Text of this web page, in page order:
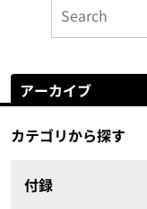
アーカイブ
カテゴリから探す
付録